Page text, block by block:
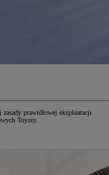
prawidłowej eksploatacji
Toyoty.